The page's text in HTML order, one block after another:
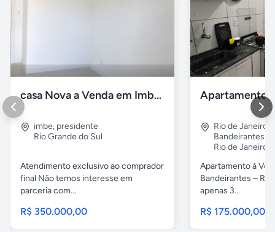
casa Nova a Venda em Imbé / rs
imbe, presidente
Rio Grande do Sul
Atendimento exclusivo ao comprador
final Não temos interesse em
parceria com...
R$ 350.000,00
Rio de Janeiro
Bandeirantes
Rio de Janeiro
Apartamento à
Bandeirantes – Rio
apenas 3...
R$ 175.000,00